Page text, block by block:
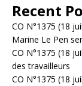
Recent
CO N°1375 (18
Marine Le Pen
CO N°1375 (18
des travailleurs
CO N°1375 (18